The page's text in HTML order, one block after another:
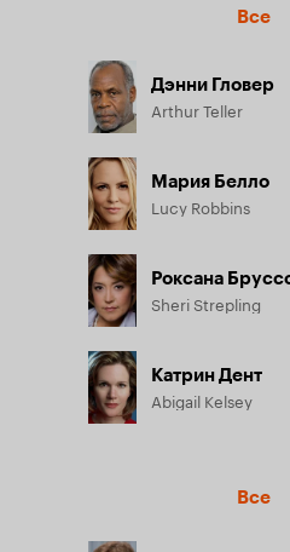
Все
Дэнни Гловер
Arthur Teller
Мария Белло
Lucy Robbins
Роксана
Sheri Strepling
Катрин Дент
Abigail Kelsey
Все